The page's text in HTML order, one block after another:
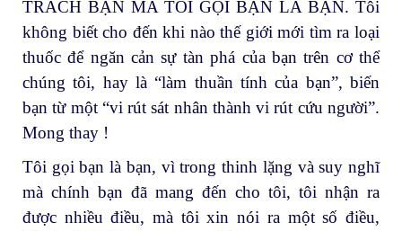
TRÁCH BẠN MÀ TÔI GỌI BẠN LÀ BẠN. Tôi
không biết cho đến khi nào thế giới mới tìm ra loại
thuốc để ngăn cản sự tàn phá của bạn trên cơ thể
chúng tôi, hay là “làm thuần tính của bạn”, biến
bạn từ một “vi rút sát nhân thành vi rút cứu người”.
Mong thay !
Tôi gọi bạn là bạn, vì trong thinh lặng và suy nghĩ
mà chính bạn đã mang đến cho tôi, tôi nhận ra
được nhiều điều, mà tôi xin nói ra một số điều,